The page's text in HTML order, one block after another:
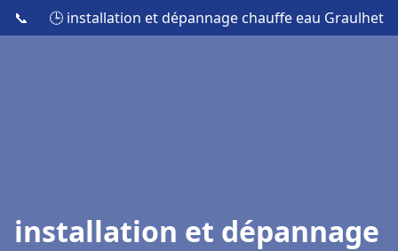
📞 🕒 installation et dépannage chauffe eau Graulhet
installation et dépannage